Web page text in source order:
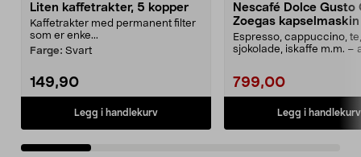
Liten kaffetrakter, 5 kopper
Kaffetrakter med permanent filter
som er enke...
Farge: Svart
149,90
Legg i handlekurv
Nescafé Dolce Gusto
Zoegas kapselmaskin
Espresso, cappuccino,
sjokolade, iskaffe m.m. –
799,00
Legg i handlekurv